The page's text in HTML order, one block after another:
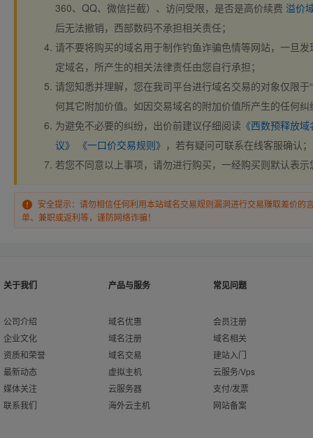
360、QQ、微信拦截）、访问受限，是否是高价续费 溢价
后无法撤销，西部数码不承担相关责任；
请不要将购买的域名用于制作钓鱼诈骗色情等网站，一旦
定域名，所产生的相关法律责任由您自行承担；
请您知悉并理解，您在我司平台进行域名交易的对象仅限于
何其它附加价值。如因交易域名的附加价值所产生的任何
为避免不必要的纠纷，出价前建议仔细阅读 《西数预释放
议》
《一口价交易规则》 ，若有疑问可联系在线客服确认；
若您不同意以上事项，请勿进行购买，一经购买则默认表
安全提示：请勿相信任何利用本站域名交易规则漏洞进行交易赚取差价的
单、兼职或返利等，谨防网络诈骗！
关于我们
公司介绍
企业文化
资质和荣誉
最新动态
媒体关注
联系我们
产品与服务
域名优惠
域名注册
域名交易
虚拟主机
云服务器
海外云主机
常见问题
会员注册
域名相关
建站入门
云服务/Vps
支付/发票
网站备案